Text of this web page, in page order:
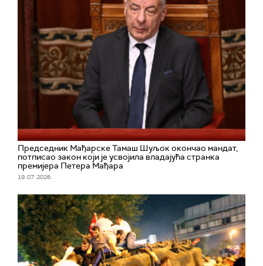
Председник Мађарске Тамаш Шуљок окончао мандат,
потписао закон који је усвојила владајућа странка
премијера Петера Мађара
19. 07. 2026.